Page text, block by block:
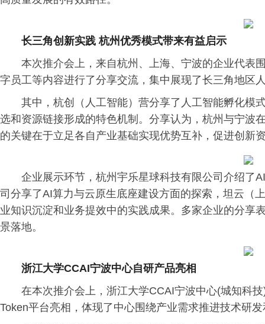
长三角创新实践 杭州优秀模式带来有益启示
本次推介会上，来自杭州、上海、宁波的企业代表
字员工等内容进行了分享交流，集中展现了长三角地区
其中，杭创（人工智能）营分享了人工智能孵化模
选和资源链接形成的特色机制。分享认为，杭州与宁波
的关键在于立足各自产业基础实现优势互补，促进创新
企业展示环节，杭州宇乐星球科技有限公司介绍了
司分享了AI算力与云原生底座建设方面的探索，坦云（
业知识沉淀和业务提效中的实践成果。多家企业的分享
景落地。
浙江大学CCAI宁波中心自研产品亮相
在本次推介会上，浙江大学CCAI宁波中心(城知科
Token平台亮相，体现了中心围绕产业需求推进技术研